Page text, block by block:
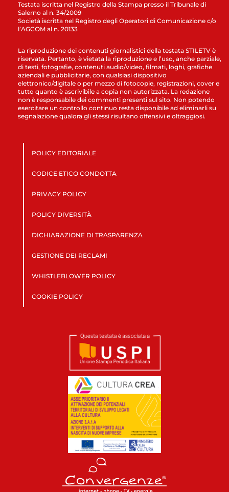
Testata iscritta nel Registro della Stampa presso il Tribunale di
Salerno al n. 34/2009
Società iscritta nel Registro degli Operatori di Comunicazione c/o
l’AGCOM al n. 20133
La riproduzione dei contenuti giornalistici della testata STILETV è
riservata. Pertanto, è vietata la riproduzione e l’uso, anche parziale,
di testi, fotografie, contenuti audio/video, filmati, loghi, grafiche
aziendali e pubblicitarie, con qualsiasi dispositivo
elettronico/digitale o per mezzo di fotocopie, registrazioni, cover e
tutto quanto è ascrivibile a copia non autorizzata. La redazione
non è responsabile dei commenti presenti sul sito. Non potendo
esercitare un controllo continuo resta disponibile ad eliminarli su
segnalazione qualora gli stessi risultano offensivi e oltraggiosi.
POLICY EDITORIALE
CODICE ETICO CONDOTTA
PRIVACY POLICY
POLICY DIVERSITÀ
DICHIARAZIONE DI TRASPARENZA
GESTIONE DEI RECLAMI
WHISTLEBLOWER POLICY
COOKIE POLICY